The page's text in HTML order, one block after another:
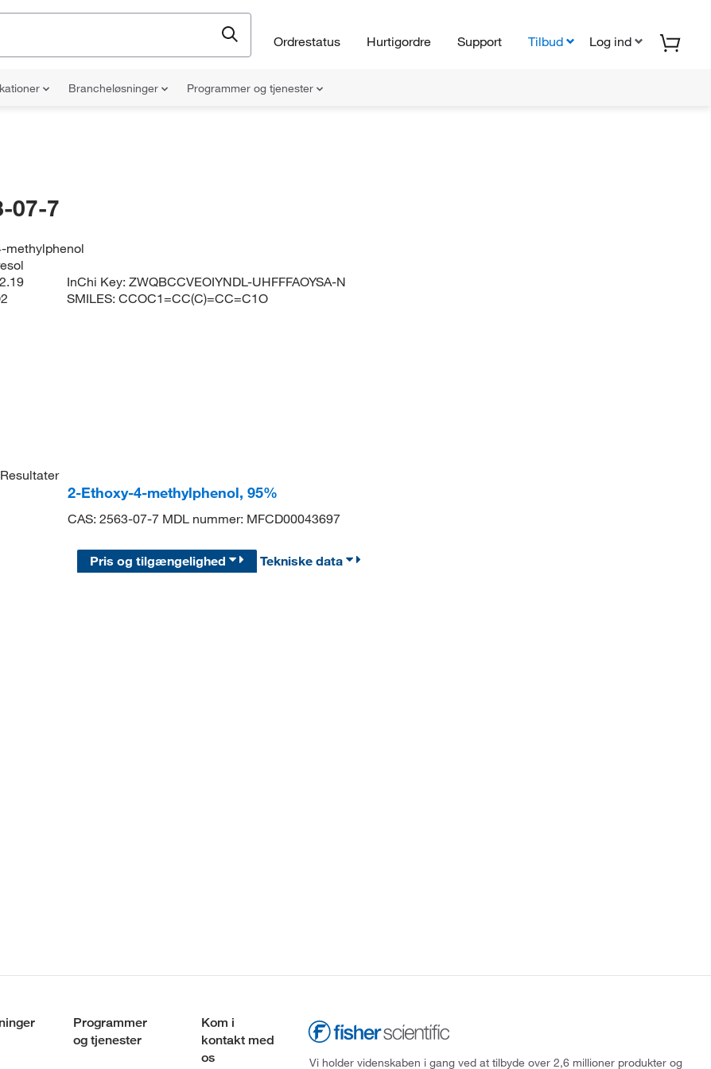
Ordrestatus Hurtigordre Support Tilbud Log ind
Brancheløsninger Programmer og tjenester
07-7
methylphenol
InChi Key:ZWQBCCVEOIYNDL-UHFFFAOYSA-N
SMILES:CCOC1=CC(C)=CC=C1O
Resultater
2-Ethoxy-4-methylphenol, 95%
CAS: 2563-07-7 MDL nummer: MFCD00043697
Pris og tilgængelighed Tekniske data
Programmer
og tjenester
Kom i
kontakt med
os
Vi holder videnskaben i gang ved at tilbyde over 2,6 millioner produkter og